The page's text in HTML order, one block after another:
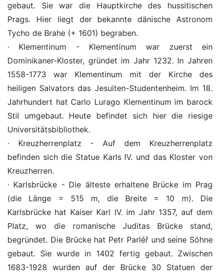
gebaut. Sie war die Hauptkirche des hussitischen
Prags. Hier liegt der bekannte dänische Astronom
Tycho de Brahe (+ 1601) begraben.
· Klementinum - Klementinum war zuerst ein
Dominikaner-Kloster, gründet im Jahr 1232. In Jahren
1558-1773 war Klementinum mit der Kirche des
heiligen Salvators das Jesuiten-Studentenheim. Im 18.
Jahrhundert hat Carlo Lurago Klementinum im barock
Stil umgebaut. Heute befindet sich hier die riesige
Universitätsbibliothek.
· Kreuzherrenplatz - Auf dem Kreuzherrenplatz
befinden sich die Statue Karls IV. und das Kloster von
Kreuzherren.
· Karlsbrücke - Die älteste erhaltene Brücke im Prag
(die Länge = 515 m, die Breite = 10 m). Die
Karlsbrücke hat Kaiser Karl IV. im Jahr 1357, auf dem
Platz, wo die romanische Juditas Brücke stand,
begründet. Die Brücke hat Petr Parléř und seine Söhne
gebaut. Sie wurde in 1402 fertig gebaut. Zwischen
1683-1928 wurden auf der Brücke 30 Statuen der